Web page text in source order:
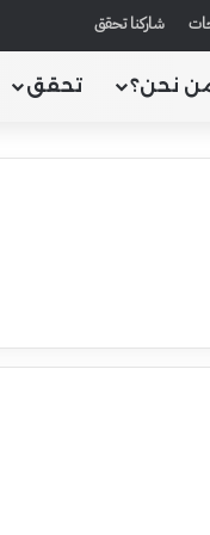
شاركنا تحقق
نحن؟ تحقق